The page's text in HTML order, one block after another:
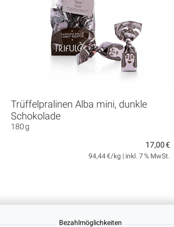
Trüffelpralinen Alba mini, dunkle
Schokolade
180 g
17,00 €
94,44 €/kg | inkl. 7 % MwSt.
Bezahlmöglichkeiten